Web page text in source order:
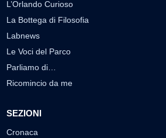
L’Orlando Curioso
La Bottega di Filosofia
Labnews
Le Voci del Parco
Parliamo di…
Ricomincio da me
SEZIONI
Cronaca